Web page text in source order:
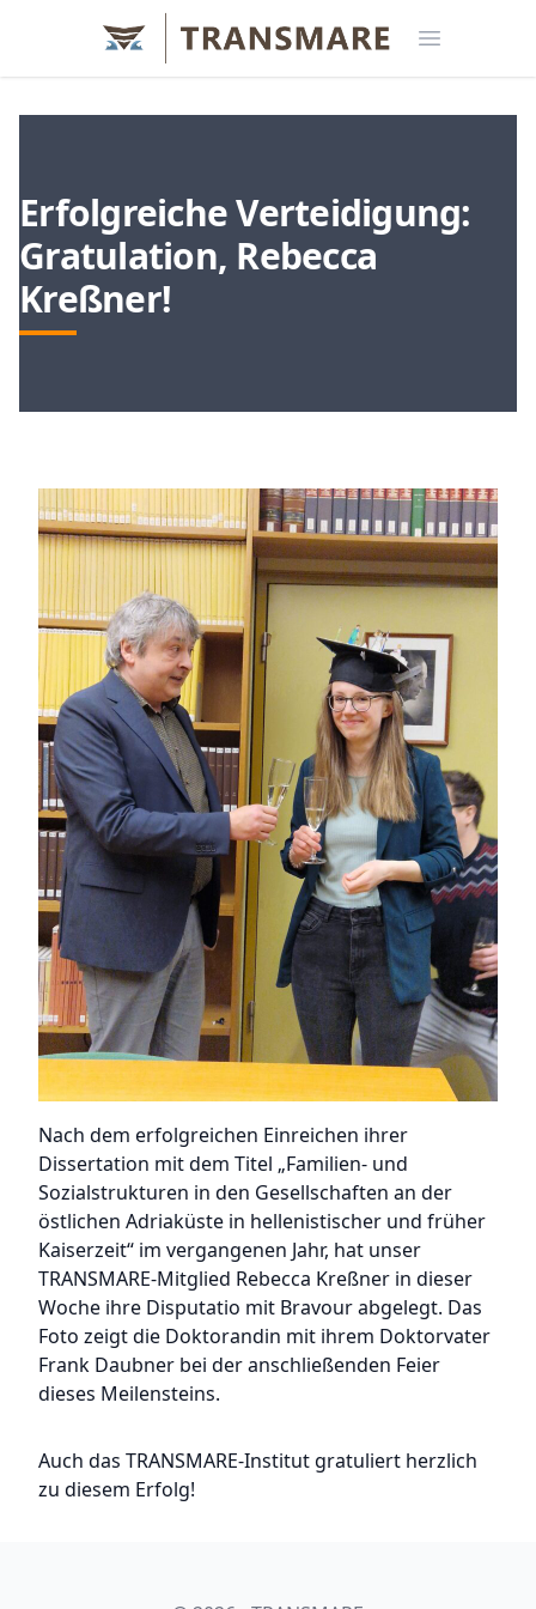
Open menu
Erfolgreiche Verteidigung:
Gratulation, Rebecca
Kreßner!
Nach dem erfolgreichen Einreichen ihrer
Dissertation mit dem Titel „Familien- und
Sozialstrukturen in den Gesellschaften an der
östlichen Adriaküste in hellenistischer und früher
Kaiserzeit“ im vergangenen Jahr, hat unser
TRANSMARE-Mitglied Rebecca Kreßner in dieser
Woche ihre Disputatio mit Bravour abgelegt. Das
Foto zeigt die Doktorandin mit ihrem Doktorvater
Frank Daubner bei der anschließenden Feier
dieses Meilensteins.
Auch das TRANSMARE-Institut gratuliert herzlich
zu diesem Erfolg!